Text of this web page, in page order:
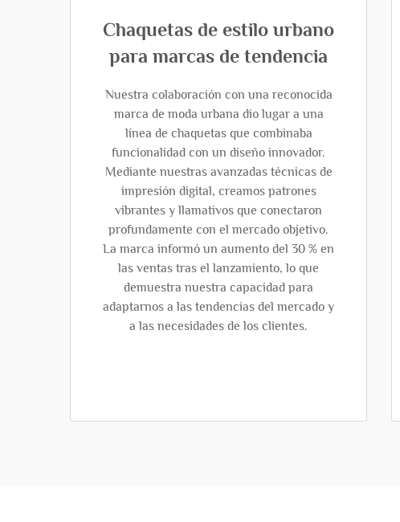
Chaquetas de estilo urbano
para marcas de tendencia
Nuestra colaboración con una reconocida
marca de moda urbana dio lugar a una
línea de chaquetas que combinaba
funcionalidad con un diseño innovador.
Mediante nuestras avanzadas técnicas de
impresión digital, creamos patrones
vibrantes y llamativos que conectaron
profundamente con el mercado objetivo.
La marca informó un aumento del 30 % en
las ventas tras el lanzamiento, lo que
demuestra nuestra capacidad para
adaptarnos a las tendencias del mercado y
a las necesidades de los clientes.